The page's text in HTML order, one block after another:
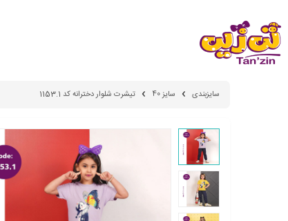
سایزبندی سایز 40 تیشرت شلوار دخترانه کد 1153.1